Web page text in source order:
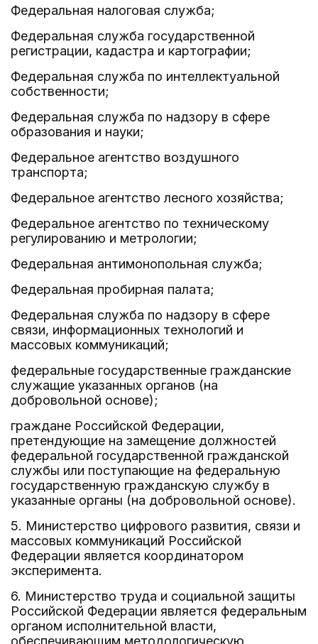
Федеральная налоговая служба;
Федеральная служба государственной
регистрации, кадастра и картографии;
Федеральная служба по интеллектуальной
собственности;
Федеральная служба по надзору в сфере
образования и науки;
Федеральное агентство воздушного
транспорта;
Федеральное агентство лесного хозяйства;
Федеральное агентство по техническому
регулированию и метрологии;
Федеральная антимонопольная служба;
Федеральная пробирная палата;
Федеральная служба по надзору в сфере
связи, информационных технологий и
массовых коммуникаций;
федеральные государственные гражданские
служащие указанных органов (на
добровольной основе);
граждане Российской Федерации,
претендующие на замещение должностей
федеральной государственной гражданской
службы или поступающие на федеральную
государственную гражданскую службу в
указанные органы (на добровольной основе).
5. Министерство цифрового развития, связи и
массовых коммуникаций Российской
Федерации является координатором
эксперимента.
6. Министерство труда и социальной защиты
Российской Федерации является федеральным
органом исполнительной власти,
обеспечивающим методологическую